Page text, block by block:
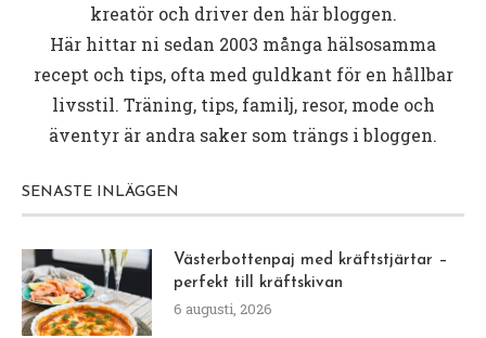
kreatör och driver den här bloggen.
Här hittar ni sedan 2003 många hälsosamma
recept och tips, ofta med guldkant för en hållbar
livsstil. Träning, tips, familj, resor, mode och
äventyr är andra saker som trängs i bloggen.
SENASTE INLÄGGEN
Västerbottenpaj med kräftstjärtar –
perfekt till kräftskivan
6 augusti, 2026